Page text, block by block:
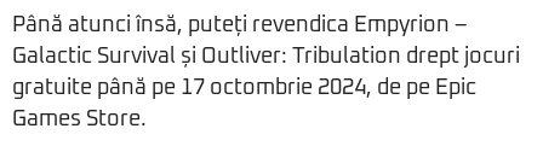
Până atunci însă, puteți revendica Empyrion –
Galactic Survival și Outliver: Tribulation drept jocuri
gratuite până pe 17 octombrie 2024, de pe Epic
Games Store.